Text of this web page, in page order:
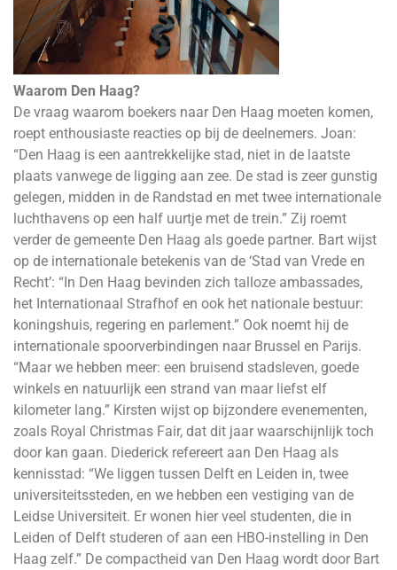
Waarom Den Haag?
De vraag waarom boekers naar Den Haag moeten komen,
roept enthousiaste reacties op bij de deelnemers. Joan:
“Den Haag is een aantrekkelijke stad, niet in de laatste
plaats vanwege de ligging aan zee. De stad is zeer gunstig
gelegen, midden in de Randstad en met twee internationale
luchthavens op een half uurtje met de trein.” Zij roemt
verder de gemeente Den Haag als goede partner. Bart wijst
op de internationale betekenis van de ‘Stad van Vrede en
Recht’: “In Den Haag bevinden zich talloze ambassades,
het Internationaal Strafhof en ook het nationale bestuur:
koningshuis, regering en parlement.” Ook noemt hij de
internationale spoorverbindingen naar Brussel en Parijs.
“Maar we hebben meer: een bruisend stadsleven, goede
winkels en natuurlijk een strand van maar liefst elf
kilometer lang.” Kirsten wijst op bijzondere evenementen,
zoals Royal Christmas Fair, dat dit jaar waarschijnlijk toch
door kan gaan. Diederick refereert aan Den Haag als
kennisstad: “We liggen tussen Delft en Leiden in, twee
universiteitssteden, en we hebben een vestiging van de
Leidse Universiteit. Er wonen hier veel studenten, die in
Leiden of Delft studeren of aan een HBO-instelling in Den
Haag zelf.” De compactheid van Den Haag wordt door Bart